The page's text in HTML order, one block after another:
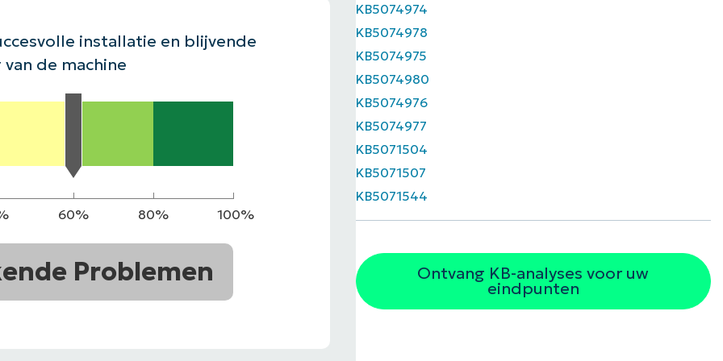
PRODUCT ROADMAP PLATFORM
installatie en blijvende
de machine
60% 80% 100%
Problemen
KB5074974
KB5074978
KB5074975
KB5074980
KB5074976
KB5074977
KB5071504
KB5071507
KB5071544
Ontvang KB-analyses voor uw
eindpunten